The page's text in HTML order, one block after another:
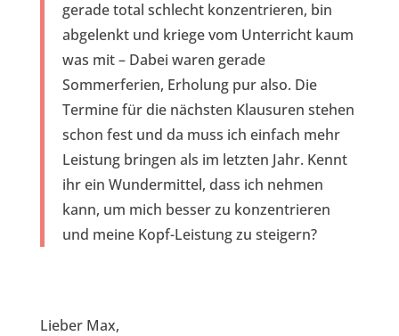
gerade total schlecht konzentrieren, bin
abgelenkt und kriege vom Unterricht kaum
was mit – Dabei waren gerade
Sommerferien, Erholung pur also. Die
Termine für die nächsten Klausuren stehen
schon fest und da muss ich einfach mehr
Leistung bringen als im letzten Jahr. Kennt
ihr ein Wundermittel, dass ich nehmen
kann, um mich besser zu konzentrieren
und meine Kopf-Leistung zu steigern?
Lieber Max,